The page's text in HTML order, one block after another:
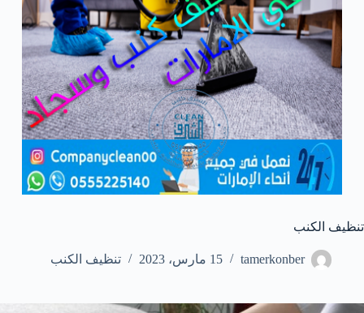
تنظيف الكنب
tamerkonber 15 مارس، 2023 تنظيف الكنب